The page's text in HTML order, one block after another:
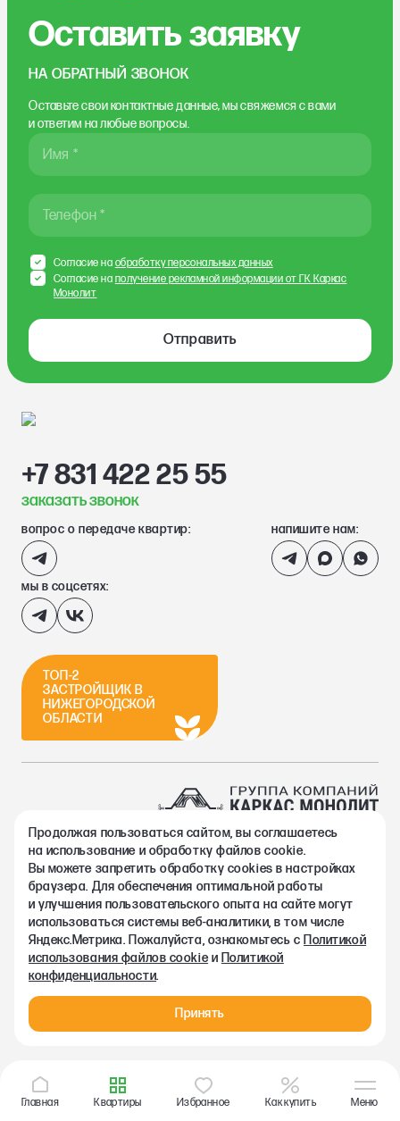
Оставить заявку
НА ОБРАТНЫЙ ЗВОНОК
Оставьте свои контактные данные, мы свяжемсяс вами
и ответим на любые вопросы.
Имя *
Телефон *
Отправить
Согласие на обработку персональных данных
Согласие на получение рекламной информации от ГК Каркас
Монолит
+7 831 422 25 55
заказать звонок
вопрос о передаче квартир: напишите нам:
мы в соцсетях:
ТОП-2
ЗАСТРОЙЩИК В
НИЖЕГОРОДСКОЙ
ОБЛАСТИ
2002-2026. Группа компаний Каркас Монолит
Политика конфиденциальности
Правовая информация
Согласие на обработку персональных данных
Согласие на получение рекламно-информационных материалов
Любая информация, представленная на данном сайте, носит
исключительно информационный характер и ни при каких
условиях не является публичной офертой, определяемой
Главная Квартиры Избранное Как купить Меню
Продолжая пользоваться сайтом, вы соглашаетесь
на использование и обработку файлов cookie.
Вы можете запретить обработку сookies в настройках
браузера. Для обеспечения оптимальной работы
и улучшения пользовательского опыта на сайте могут
использоваться системы веб-аналитики, в том числе
Яндекс.Метрика. Пожалуйста, ознакомьтесь с Политикой
использования файлов cookieи Политикой
конфиденциальности.
Принять